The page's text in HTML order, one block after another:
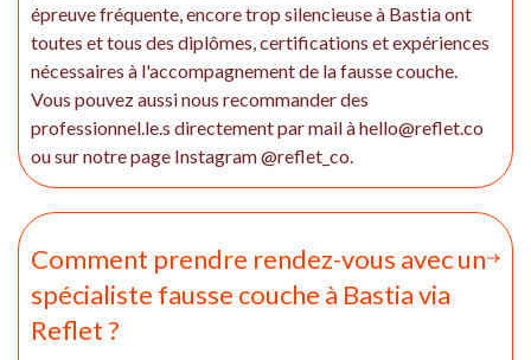
épreuve fréquente, encore trop silencieuse à Bastia ont
toutes et tous des diplômes, certifications et expériences
nécessaires à l'accompagnement de la fausse couche.
Vous pouvez aussi nous recommander des
professionnel.le.s directement par mail à hello@reflet.co
ou sur notre page Instagram @reflet_co.
Comment prendre rendez-vous avec un
spécialiste fausse couche à Bastia via
Reflet ?